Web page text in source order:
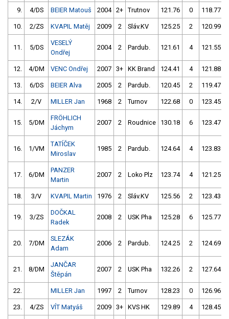
9. 4/DS BEIER Matouš 2004 2+ Trutnov 121.76 0 118.77
10. 2/ZS KVAPIL Matěj 2009 2 Sláv.KV 125.25 2 120.99
11. 5/DS
VESELÝ
Ondřej
2004 2 Pardub. 121.61 4 121.55
12. 4/DM VENC Ondřej 2007 3+ KK Brand 124.41 4 121.88
13. 6/DS BEIER Alva 2005 2 Pardub. 120.45 2 119.47
14. 2/V MILLER Jan 1968 2 Turnov 122.68 0 123.45
15. 5/DM
FRÖHLICH
Jáchym
2007 2 Roudnice 130.18 6 123.47
16. 1/VM
TATÍČEK
Miroslav
1985 2 Pardub. 124.64 4 123.83
17. 6/DM
PANZER
Martin
2007 2 Loko Plz 123.74 4 121.25
18. 3/V KVAPIL Martin 1976 2 Sláv.KV 125.56 2 123.43
19. 3/ZS
DOČKAL
Radek
2008 2 USK Pha 125.28 6 125.77
20. 7/DM
SLEZÁK
Adam
2006 2 Pardub. 124.25 2 124.69
21. 8/DM
JANČAR
Štěpán
2007 2 USK Pha 132.26 2 127.64
22. MILLER Jan 1997 2 Turnov 128.23 0 126.96
23. 4/ZS VÍT Matyáš 2009 3+ KVS HK 129.89 4 128.45